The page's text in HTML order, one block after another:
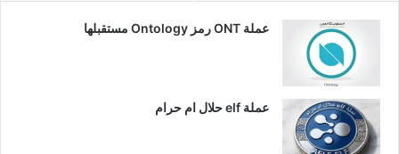
عملة ONT رمز Ontology مستقبلها
عملة elf حلال ام حرام